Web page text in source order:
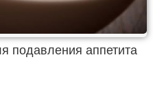
подавления аппетита